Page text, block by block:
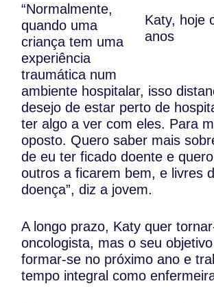
Katy, hoje
anos
“Normalmente,
quando uma
criança tem uma
experiência
traumática num
ambiente hospitalar, isso
desejo de estar perto de
ter algo a ver com eles. Para
oposto. Quero saber mais
de eu ter ficado doente e
outros a ficarem bem, e livres
doença”, diz a jovem.
A longo prazo, Katy quer
oncologista, mas o seu
formar-se no próximo ano e
tempo integral como